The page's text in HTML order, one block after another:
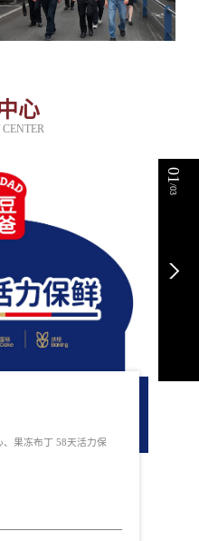
心
果冻布丁 58天活力保
01
/03